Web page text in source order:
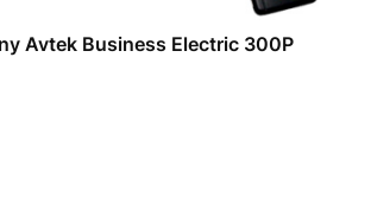
Avtek Business Electric 300P